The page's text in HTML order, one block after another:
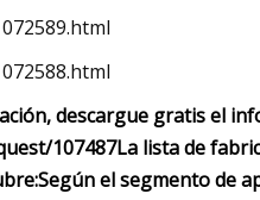
descargue gratis el
107487La lista de
Según el segmento de